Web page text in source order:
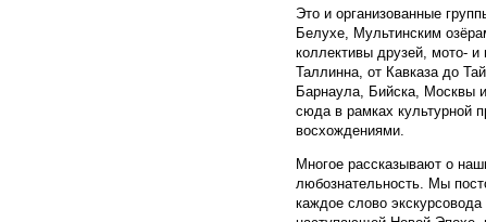
Это и организованные
Белухе, Мультинским
коллективы друзей, мото-
Таллинна, от Кавказа до
Барнаула, Бийска, Москвы
сюда в рамках культурной
восхождениями.
Многое рассказывают о
любознательность. Мы
каждое слово